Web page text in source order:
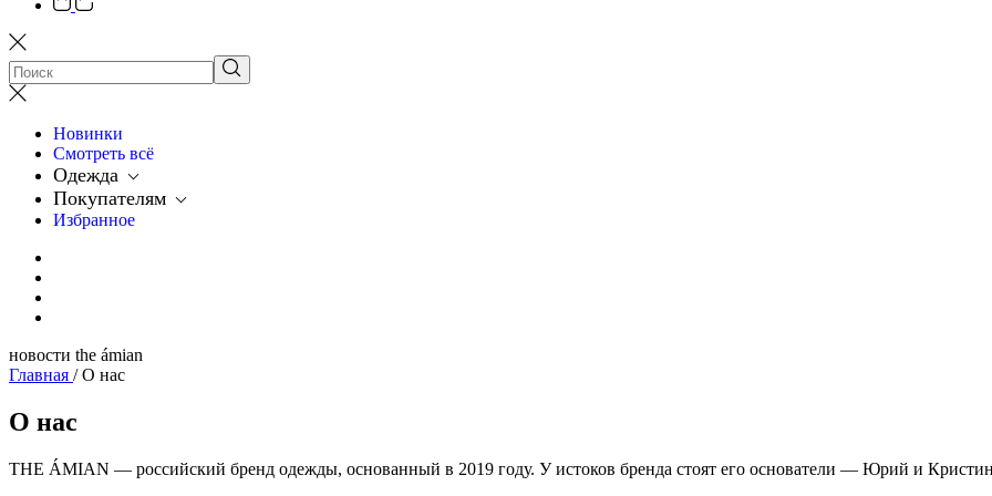
Новинки
Смотреть всё
Одежда
Покупателям
Избранное
новости the ámian
Главная /О нас
О нас
THE ÁMIAN — российский бренд одежды, основанный в 2019 году. У истоков бренда стоят его основатели — Юрий и